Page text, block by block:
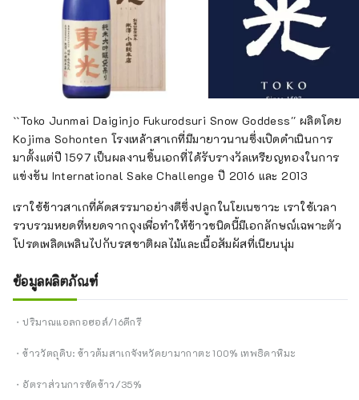
``Toko Junmai Daiginjo Fukurodsuri Snow Goddess'' ผลิตโดย
Kojima Sohonten โรงเหล้าสาเกที่มีมายาวนานซึ่งเปิดดำเนินการ
มาตั้งแต่ปี 1597 เป็นผลงานชิ้นเอกที่ได้รับรางวัลเหรียญทองในการ
แข่งขัน International Sake Challenge ปี 2016 และ 2013
เราใช้ข้าวสาเกที่คัดสรรมาอย่างดีซึ่งปลูกในโยเนซาวะ เราใช้เวลา
รวบรวมหยดที่หยดจากถุงเพื่อทำให้ข้าวชนิดนี้มีเอกลักษณ์เฉพาะตัว
โปรดเพลิดเพลินไปกับรสชาติผลไม้และเนื้อสัมผัสที่เนียนนุ่ม
ข้อมูลผลิตภัณฑ์
・ปริมาณแอลกอฮอล์/16ดีกรี
・ข้าววัตถุดิบ: ข้าวต้มสาเกจังหวัดยามากาตะ 100% เทพธิดาหิมะ
・อัตราส่วนการขัดข้าว/35%